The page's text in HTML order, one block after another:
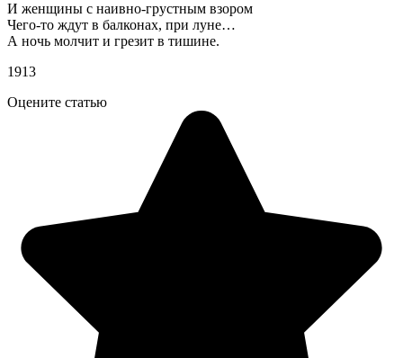
И женщины с наивно-грустным взором
Чего-то ждут в балконах, при луне…
А ночь молчит и грезит в тишине.
1913
Оцените статью